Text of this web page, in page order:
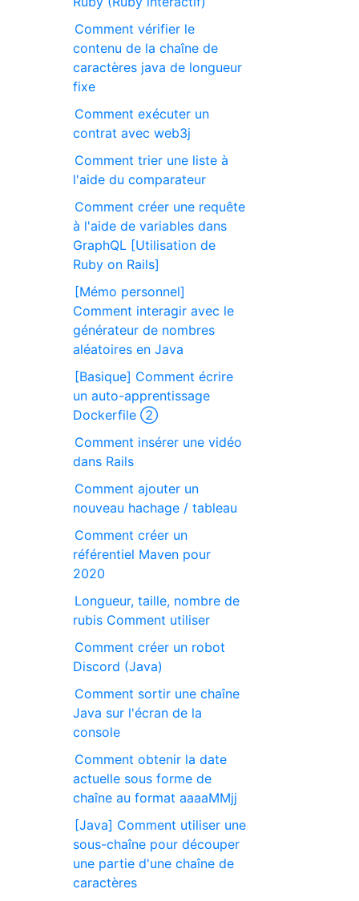
Comment vérifier le
contenu de la chaîne de
caractères java de longueur
fixe
Comment exécuter un
contrat avec web3j
Comment trier une liste à
l'aide du comparateur
Comment créer une requête
à l'aide de variables dans
GraphQL [Utilisation de
Ruby on Rails]
[Mémo personnel]
Comment interagir avec le
générateur de nombres
aléatoires en Java
[Basique] Comment écrire
un auto-apprentissage
Dockerfile ②
Comment insérer une vidéo
dans Rails
Comment ajouter un
nouveau hachage / tableau
Comment créer un
référentiel Maven pour
2020
Longueur, taille, nombre de
rubis Comment utiliser
Comment créer un robot
Discord (Java)
Comment sortir une chaîne
Java sur l'écran de la
console
Comment obtenir la date
actuelle sous forme de
chaîne au format aaaaMMjj
[Java] Comment utiliser une
sous-chaîne pour découper
une partie d'une chaîne de
caractères